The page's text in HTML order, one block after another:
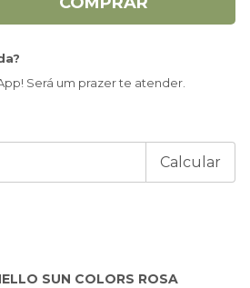
Será um prazer te atender.
Calcular
SUN COLORS ROSA